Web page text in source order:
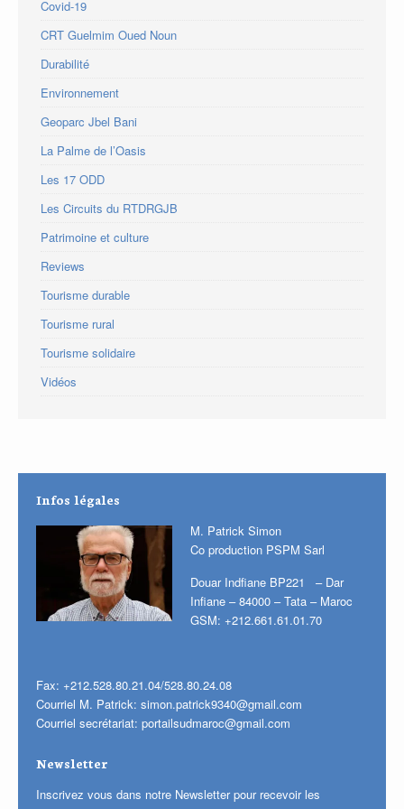
Covid-19
CRT Guelmim Oued Noun
Durabilité
Environnement
Geoparc Jbel Bani
La Palme de l’Oasis
Les 17 ODD
Les Circuits du RTDRGJB
Patrimoine et culture
Reviews
Tourisme durable
Tourisme rural
Tourisme solidaire
Vidéos
Infos légales
M. Patrick Simon
Co production PSPM Sarl
Douar Indfiane BP221 – Dar
Infiane – 84000 – Tata – Maroc
GSM: +212.661.61.01.70
Fax: +212.528.80.21.04/528.80.24.08
Courriel M. Patrick: simon.patrick9340@gmail.com
Courriel secrétariat: portailsudmaroc@gmail.com
Newsletter
Inscrivez vous dans notre Newsletter pour recevoir les